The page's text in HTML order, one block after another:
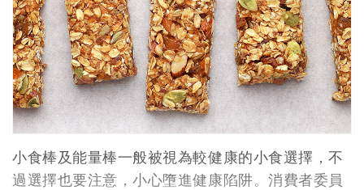
小食棒及能量棒一般被視為較健康的小食選擇，不
過選擇也要注意，小心墮進健康陷阱。消費者委員